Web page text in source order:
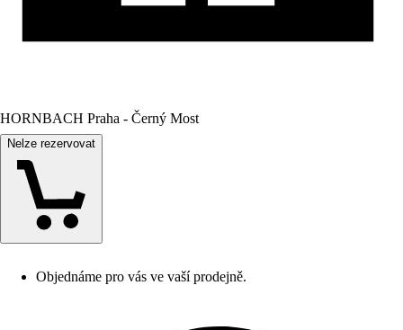
HORNBACH Praha - Černý Most
Nelze rezervovat
Objednáme pro vás ve vaší prodejně.